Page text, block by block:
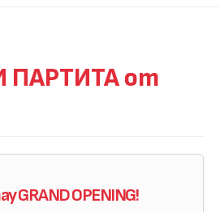
от
GRAND OPENING!